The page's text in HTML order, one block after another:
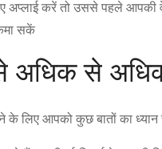
करें तो उससे पहले आपकी
सकें
अधिक से
लिए आपको कुछ बातों का ध्यान